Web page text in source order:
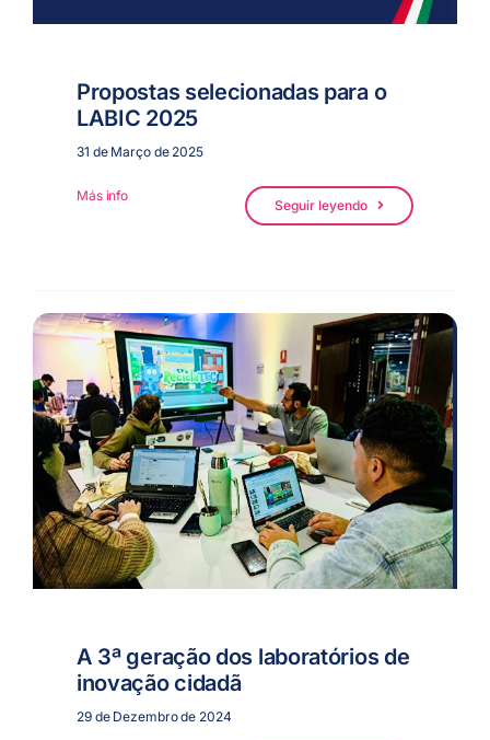
Propostas selecionadas para o
LABIC 2025
31 de Março de 2025
Más info
Seguir leyendo
A 3ª geração dos laboratórios de
inovação cidadã
29 de Dezembro de 2024